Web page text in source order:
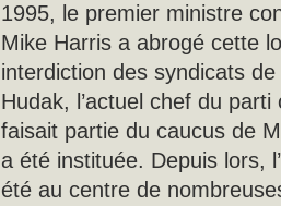
1995, le premier ministre
Mike Harris a abrogé cette
interdiction des syndicats
Hudak, l’actuel chef du
faisait partie du caucus de
a été instituée. Depuis lors,
été au centre de